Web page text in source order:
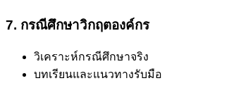
7. กรณีศึกษาวิกฤตองค์กร
วิเคราะห์กรณีศึกษาจริง
บทเรียนและแนวทางรับมือ